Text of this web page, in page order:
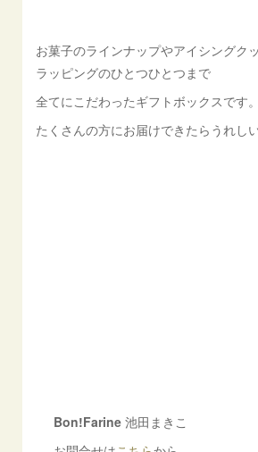
お菓子のラインナップやアイシングク
ラッピングのひとつひとつまで
全てにこだわったギフトボックスです。
たくさんの方にお届けできたらうれしい
Bon!Farine 池田まきこ